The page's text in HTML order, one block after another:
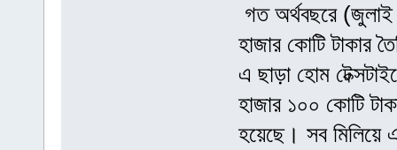
গত অর্থবছরে (জুলাই
হাজার কোটি টাকার
এ ছাড়া হোম
হাজার ১০০ কোটি
হয়েছে। সব মিলিয়ে